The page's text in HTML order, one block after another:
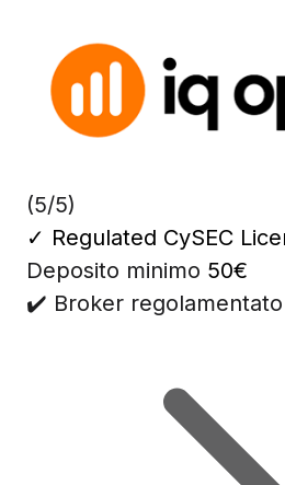
(5/5)
✓ Regulated CySEC
Deposito minimo 50€
✔️ Broker regolamentato